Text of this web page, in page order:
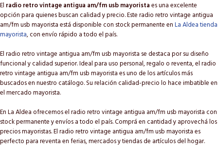
El radio retro vintage antigua am/fm usb mayoristaes una excelente
opción para quienes buscan calidad y precio. Este radio retro vintage antigua
am/fm usb mayorista está disponible con stock permanente enLa Aldea tienda
mayorista, con envío rápido a todo el país.
El radio retro vintage antigua am/fm usb mayorista se destaca por su diseño
funcional y calidad superior. Ideal para uso personal, regalo o reventa, el radio
retro vintage antigua am/fm usb mayorista es uno de los artículos más
buscados en nuestro catálogo. Su relación calidad-precio lo hace imbatible en
el mercado mayorista.
En La Aldea ofrecemos el radio retro vintage antigua am/fm usb mayorista con
stock permanente y envíos a todo el país. Comprá en cantidad y aprovechá los
precios mayoristas. El radio retro vintage antigua am/fm usb mayorista es
perfecto para reventa en ferias, mercados y tiendas de artículos del hogar.